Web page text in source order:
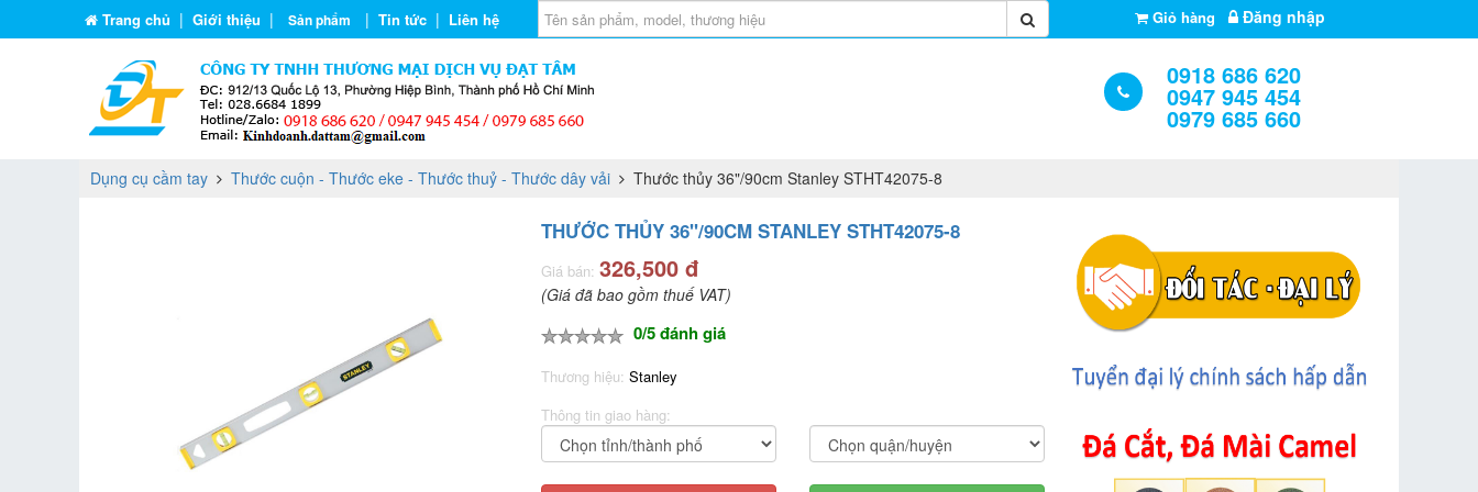
Trang chủ | Giới thiệu | Sản phẩm | Tin tức | Liên hệ Giỏ hàng Đăng nhập
0918 686 620
0947 945 454
0979 685 660
Dụng cụ cầm tay Thước cuộn - Thước eke - Thước thuỷ - Thước dây vải Thước thủy 36"/90cm Stanley STHT42075-8
THƯỚC THỦY 36"/90CM STANLEY STHT42075-8
Giá bán: 326,500 đ
(Giá đã bao gồm thuế VAT)
0/5 đánh giá
Thương hiệu: Stanley
Thông tin giao hàng: